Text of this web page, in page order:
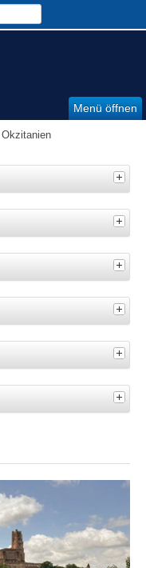
Menü öffnen
Okzitanien